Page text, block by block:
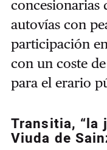
concesionarias
autovías con
participación
con un coste
para el erario
Transitia, “la
Viuda de